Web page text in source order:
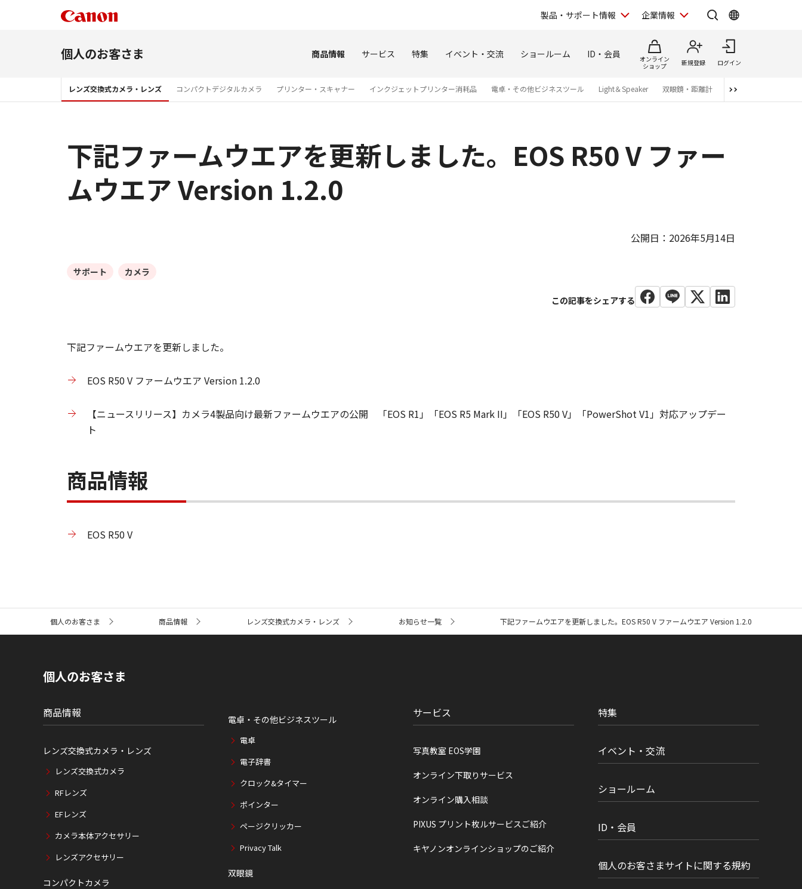
製品・サポート情報 企業情報
個人のお客さま 商品情報 サービス 特集 イベント・交流 ショールーム ID・会員
オンライン
ショップ
新規登録 ログイン
レンズ交換式カメラ・レンズ コンパクトデジタルカメラ プリンター・スキャナー インクジェットプリンター消耗品 電卓・その他ビジネスツール Light＆Speaker 双眼鏡・距離計 写真集
下記ファームウエアを更新しました。EOS R50 V ファー
ムウエア Version 1.2.0
公開日：2026年5月14日
サポート カメラ
下記ファームウエアを更新しました。
EOS R50 V ファームウエア Version 1.2.0
【ニュースリリース】カメラ4製品向け最新ファームウエアの公開 「EOS R1」「EOS R5 Mark II」「EOS R50 V」「PowerShot V1」対応アップデー
ト
商品情報
EOS R50 V
ト
個人のお客さま 商品情報 レンズ交換式カメラ・レンズ お知らせ一覧 下記ファームウエアを更新しました。EOS R50 V ファームウエア Version 1.2.0
個人のお客さま
商品情報
レンズ交換式カメラ・レンズ
レンズ交換式カメラ
RFレンズ
EFレンズ
カメラ本体アクセサリー
レンズアクセサリー
コンパクトカメラ
電卓・その他ビジネスツール
電卓
電子辞書
クロック&タイマー
ポインター
ページクリッカー
Privacy Talk
双眼鏡
サービス
写真教室 EOS学園
オンライン下取りサービス
オンライン購入相談
PIXUS プリント枚ルサービスご紹介
キヤノンオンラインショップのご紹介
特集
イベント・交流
ショールーム
ID・会員
個人のお客さまサイトに関する規約